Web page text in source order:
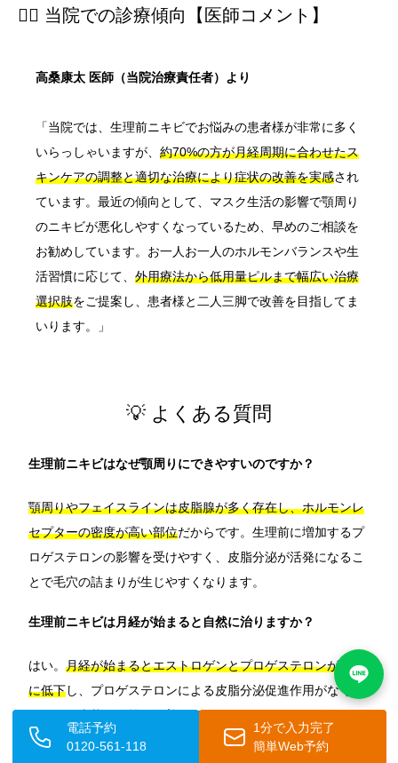
👨‍⚕️ 当院での診療傾向【医師コメント】
高桑康太 医師（当院治療責任者）より
「当院では、生理前ニキビでお悩みの患者様が非常に多く
いらっしゃいますが、 約70%の方が月経周期に合わせたス
キンケアの調整と適切な治療により症状の改善を実感され
ています。最近の傾向として、マスク生活の影響で顎周り
のニキビが悪化しやすくなっているため、早めのご相談を
お勧めしています。お一人お一人のホルモンバランスや生
活習慣に応じて、 外用療法から低用量ピルまで幅広い治療
選択肢をご提案し、患者様と二人三脚で改善を目指してま
いります。」
💡 よくある質問
生理前ニキビはなぜ顎周りにできやすいのですか？
顎周りやフェイスラインは皮脂腺が多く存在し、ホルモンレ
セプターの密度が高い部位だからです。生理前に増加するプ
ロゲステロンの影響を受けやすく、皮脂分泌が活発になるこ
とで毛穴の詰まりが生じやすくなります。
生理前ニキビは月経が始まると自然に治りますか？
はい。 月経が始まるとエストロゲンとプロゲステロンが急激
に低下し、プロゲステロンによる皮脂分泌促進作用がなくな
るため、症状は次第に改善していきます。ただし、次の月経
前になると再び悪化するという周期的なパターンを繰り返し
電話予約
0120-561-118
1分で入力完了
簡単Web予約